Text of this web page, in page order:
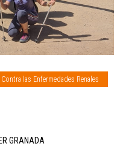
las Enfermedades Renales
GRANADA